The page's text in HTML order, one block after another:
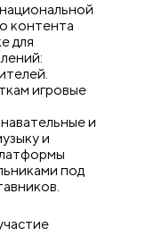
контента
для
игровые
и
и
под